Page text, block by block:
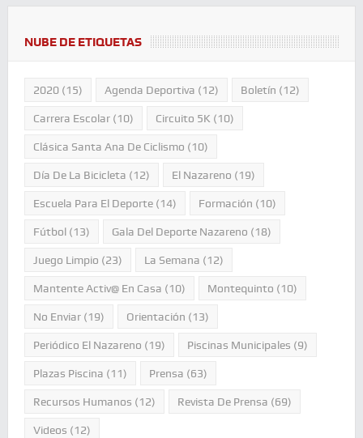
NUBE DE ETIQUETAS
2020(15) Agenda Deportiva (12) Boletín (12)
Carrera Escolar(10) Circuito 5K(10)
Clásica Santa Ana De Ciclismo (10)
Día De La Bicicleta (12) El Nazareno (19)
Escuela Para El Deporte(14) Formación (10)
Fútbol(13) Gala Del Deporte Nazareno (18)
Juego Limpio (23) La Semana (12)
Mantente Activ@ En Casa (10) Montequinto (10)
No Enviar(19) Orientación (13)
Periódico El Nazareno (19) Piscinas Municipales (9)
Plazas Piscina (11) Prensa (63)
Recursos Humanos (12) Revista De Prensa (69)
Videos (12)